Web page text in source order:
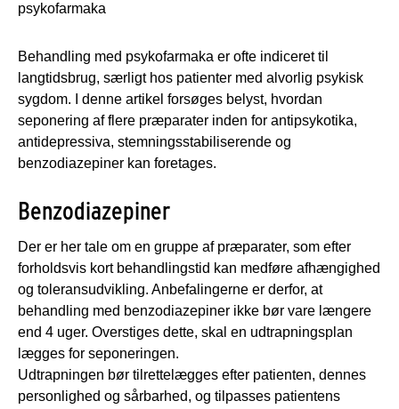
psykofarmaka
Behandling med psykofarmaka er ofte indiceret til
langtidsbrug, særligt hos patienter med alvorlig psykisk
sygdom. I denne artikel forsøges belyst, hvordan
seponering af flere præparater inden for antipsykotika,
antidepressiva, stemningsstabiliserende og
benzodiazepiner kan foretages.
Benzodiazepiner
Der er her tale om en gruppe af præparater, som efter
forholdsvis kort behandlingstid kan medføre afhængighed
og toleransudvikling. Anbefalingerne er derfor, at
behandling med benzodiazepiner ikke bør vare længere
end 4 uger. Overstiges dette, skal en udtrapningsplan
lægges for seponeringen.
Udtrapningen bør tilrettelægges efter patienten, dennes
personlighed og sårbarhed, og tilpasses patientens